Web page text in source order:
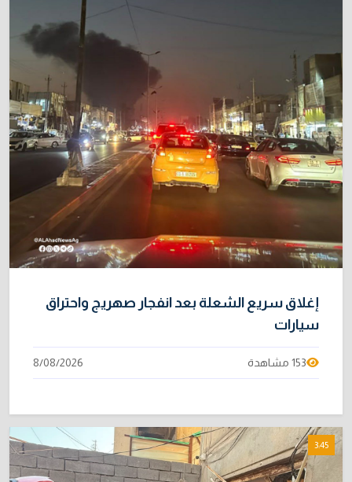
إغلاق سريع الشعلة بعد انفجار صهريج واحتراق
سيارات
153 مشاهدة 8/08/2026
3:45